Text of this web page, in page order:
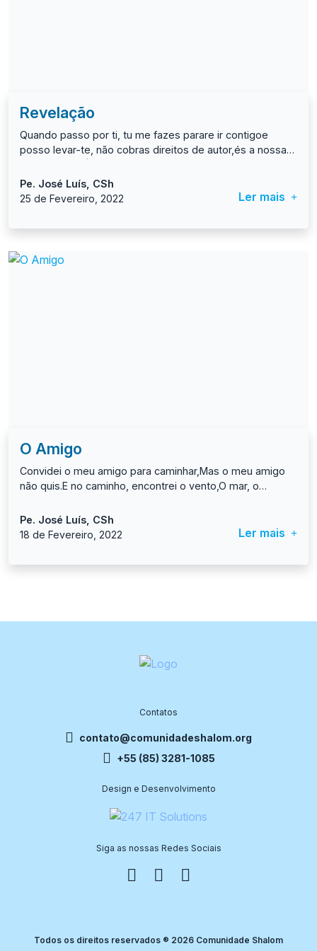
Revelação
Quando passo por ti, tu me fazes parare ir contigoe
posso levar-te, não cobras direitos de autor,és a nossa
e o que somos, o que está escondido e o além do que
vemos,dizes o que não sabemos dizere falas o que
linha do nosso sere no encontro.
Pe. José Luís, CSh
25 de Fevereiro, 2022
Ler mais
O Amigo
Convidei o meu amigo para caminhar,Mas o meu amigo
não quis.E no caminho, encontrei o vento,O mar, o
passarinhosE um bando de gaivotas.Falei com as
árvoresE corri na areia descalço.E encontrei pessoas em
Pe. José Luís, CSh
18 de Fevereiro, 2022
Ler mais
Contatos
contato@comunidadeshalom.org
+55 (85) 3281-1085
Design e Desenvolvimento
Siga as nossas Redes Sociais
Todos os direitos reservados ® 2026 Comunidade Shalom